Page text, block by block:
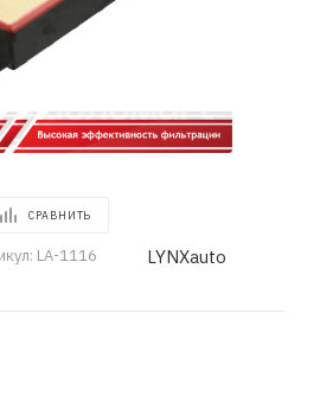
СРАВНИТЬ
LA-1116 LYNXauto